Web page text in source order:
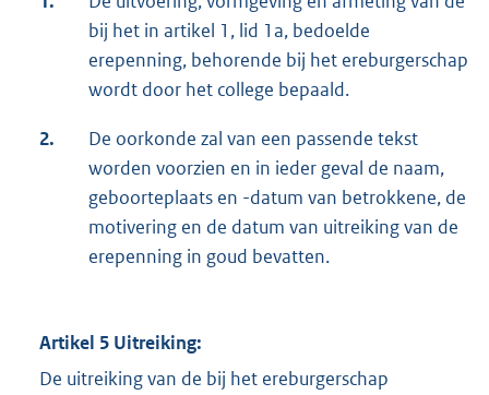
bij het in artikel 1, lid 1a, bedoelde
erepenning, behorende bij het ereburgerschap
wordt door het college bepaald.
2.
De oorkonde zal van een passende tekst
worden voorzien en in ieder geval de naam,
geboorteplaats en -datum van betrokkene, de
motivering en de datum van uitreiking van de
erepenning in goud bevatten.
Artikel 5 Uitreiking:
De uitreiking van de bij het ereburgerschap